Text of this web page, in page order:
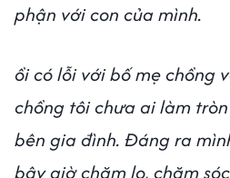
phận với con của mình.
ồi có lỗi với bố mẹ chồng
chồng tôi chưa ai làm
bên gia đình. Đáng ra
bây giờ chăm lo, chăm